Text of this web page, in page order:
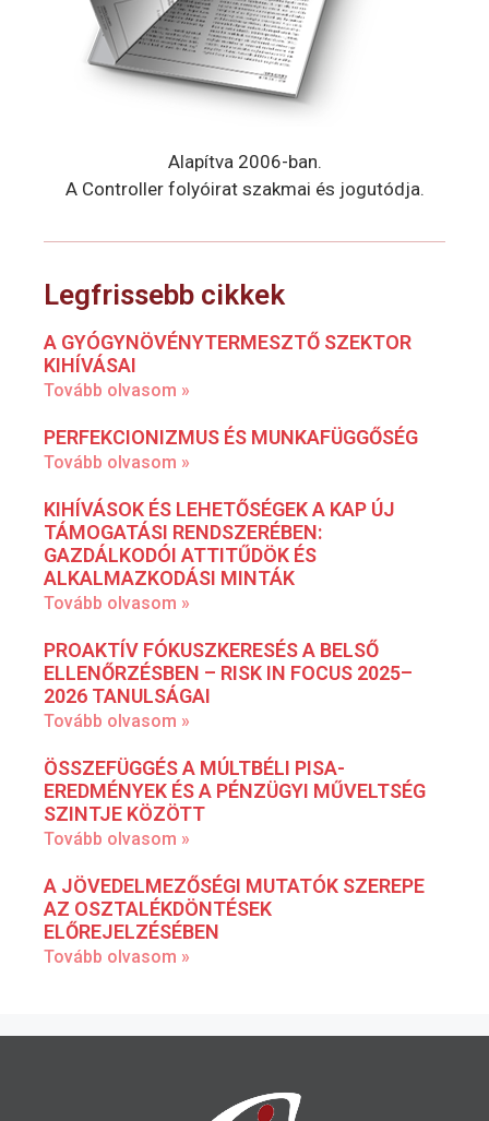
Alapítva 2006-ban.
A Controller folyóirat szakmai és jogutódja.
Legfrissebb cikkek
A GYÓGYNÖVÉNYTERMESZTŐ SZEKTOR
KIHÍVÁSAI
Tovább olvasom »
PERFEKCIONIZMUS ÉS MUNKAFÜGGŐSÉG
Tovább olvasom »
KIHÍVÁSOK ÉS LEHETŐSÉGEK A KAP ÚJ
TÁMOGATÁSI RENDSZERÉBEN:
GAZDÁLKODÓI ATTITŰDÖK ÉS
ALKALMAZKODÁSI MINTÁK
Tovább olvasom »
PROAKTÍV FÓKUSZKERESÉS A BELSŐ
ELLENŐRZÉSBEN – RISK IN FOCUS 2025–
2026 TANULSÁGAI
Tovább olvasom »
ÖSSZEFÜGGÉS A MÚLTBÉLI PISA-
EREDMÉNYEK ÉS A PÉNZÜGYI MŰVELTSÉG
SZINTJE KÖZÖTT
Tovább olvasom »
A JÖVEDELMEZŐSÉGI MUTATÓK SZEREPE
AZ OSZTALÉKDÖNTÉSEK
ELŐREJELZÉSÉBEN
Tovább olvasom »